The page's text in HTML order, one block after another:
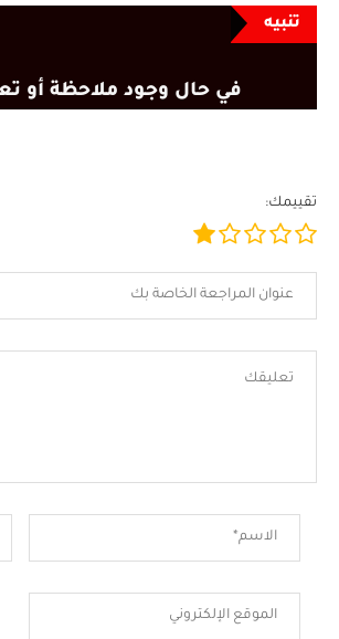
تنبيه
في حال وجود ملاحظة أو
تقييمك: